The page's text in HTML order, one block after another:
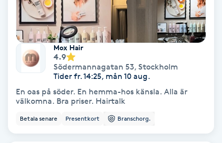
Fillers
Fotmassage
Fotsvamp
Fotvård
Fransar
Mox Hair
4.9
Södermannagatan 53, Stockholm
Tider fr. 14:25, mån 10 aug.
En oas på söder. En hemma-hos känsla. Alla är
välkomna. Bra priser. Hairtalk
Betala senare Presentkort Branschorg.